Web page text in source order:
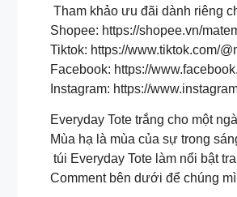
Tham khảo ưu đãi dành riêng
Shopee: https://shopee.vn/
Tiktok: https://www.tiktok.com/
Facebook: https://
Instagram: https://
Everyday Tote trắng cho một
Mùa hạ là mùa của sự trong
túi Everyday Tote làm nổi bật
Comment bên dưới để chúng